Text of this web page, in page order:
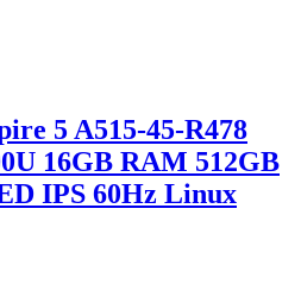
5 A515-45-R478
16GB RAM 512GB
IPS 60Hz Linux